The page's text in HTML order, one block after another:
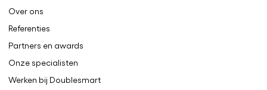
Over ons
Referenties
Partners en awards
Onze specialisten
Werken bij Doublesmart